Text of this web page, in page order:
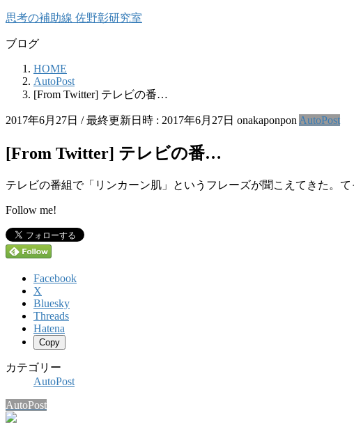
コ
テ
キ
プ
ナ
ゲ
に
動
思考の補助線 佐野彰研究室
ブログ
HOME
AutoPost
[From Twitter] テレビの番…
2017年6月27日 / 最終更新日時 : 2017年6月27日 onakaponpon AutoPost
[From Twitter] テレビの番…
テレビの番組で「リンカーン肌」というフレーズが聞こえてきた。
Follow me!
Facebook
X
Bluesky
Threads
Hatena
Copy
カテゴリー
AutoPost
AutoPost